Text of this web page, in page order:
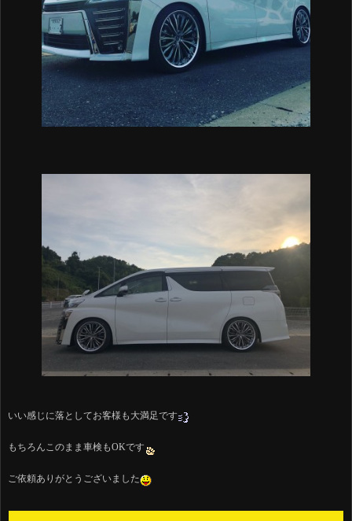
いい感じに落としてお客様も大満足です
もちろんこのまま車検もOKです
ご依頼ありがとうございました